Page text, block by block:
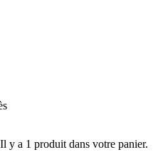
Il y a 1 produit dans votre panier.